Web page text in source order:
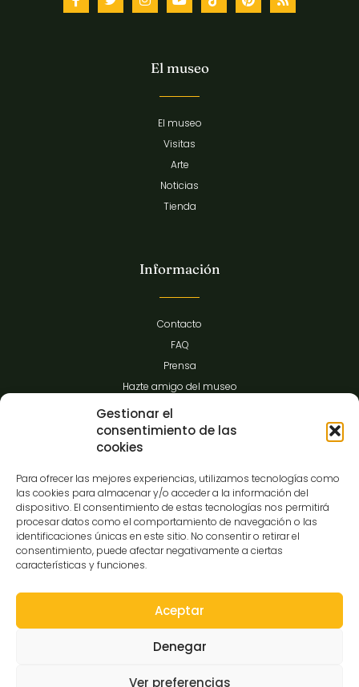
Gestionar el
consentimiento de las
cookies
Para ofrecer las mejores experiencias, utilizamos tecnologías como
las cookies para almacenar y/o acceder a la información del
dispositivo. El consentimiento de estas tecnologías nos permitirá
procesar datos como el comportamiento de navegación o las
identificaciones únicas en este sitio. No consentir o retirar el
consentimiento, puede afectar negativamente a ciertas
características y funciones.
Aceptar
Denegar
Ver preferencias
El museo
El museo
Visitas
Arte
Noticias
Tienda
Información
Contacto
FAQ
Prensa
Hazte amigo del museo
Transparencia
C/Gibraltar,14
37008-Salamanca